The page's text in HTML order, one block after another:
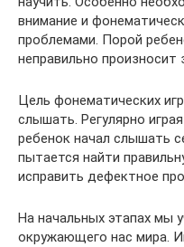
внимание и
проблемами. Порой
неправильно произносит
Цель фонематических
слышать. Регулярно
ребенок начал слышать
пытается найти
исправить дефектное
На начальных этапах мы
окружающего нас мира.